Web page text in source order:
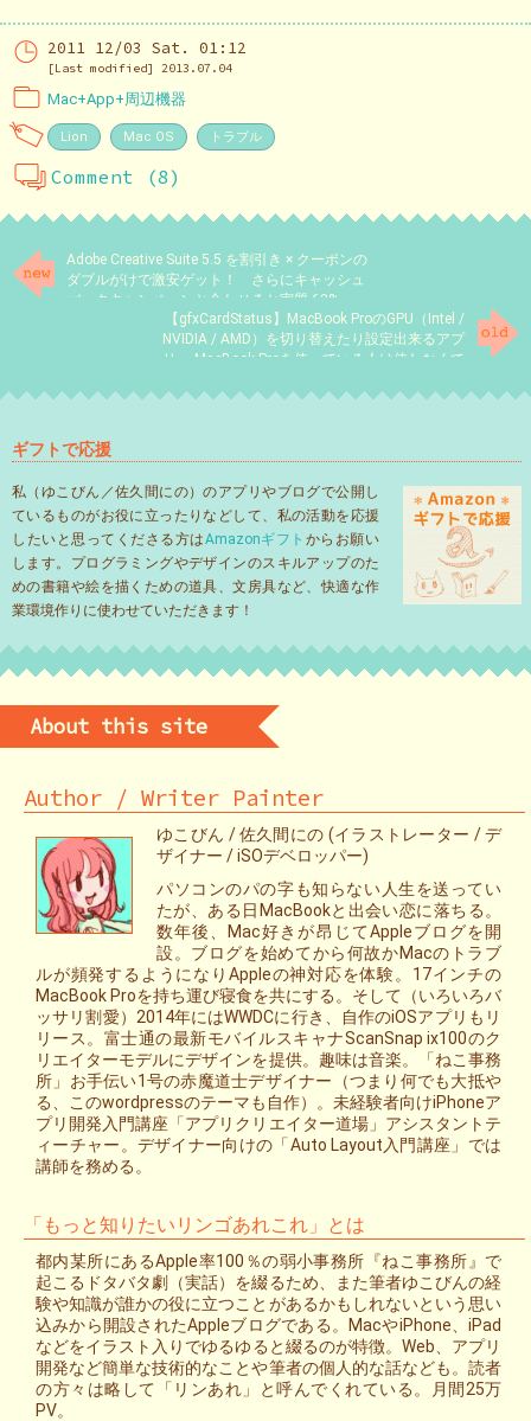
2011 12/03 Sat. 01:12
[Last modified] 2013.07.04
Mac+App+周辺機器
Lion Mac OS トラブル
Comment (8)
Adobe Creative Suite 5.5 を割引き × クーポンの
ダブルがけで激安ゲット！ さらにキャッシュ
バックキャンペーンと合わせると実質 63%
【gfxCardStatus】MacBook ProのGPU（Intel /
NVIDIA / AMD）を切り替えたり設定出来るアプ
リ ～MacBook Proを使っている人は使わなくて
ギフトで応援
私（ゆこびん／佐久間にの）のアプリやブログで公開し
ているものがお役に立ったりなどして、私の活動を応援
したいと思ってくださる方はAmazonギフト からお願い
します。プログラミングやデザインのスキルアップのた
めの書籍や絵を描くための道具、文房具など、快適な作
業環境作りに使わせていただきます！
About this site
Author / Writer Painter
ゆこびん / 佐久間にの (イラストレーター / デ
ザイナー / iSOデベロッパー)
パソコンのパの字も知らない人生を送ってい
たが、ある日MacBookと出会い恋に落ちる。
数年後、Mac好きが昂じてAppleブログを開
設。ブログを始めてから何故かMacのトラブ
ルが頻発するようになりAppleの神対応を体験。17インチの
MacBook Proを持ち運び寝食を共にする。そして（いろいろバ
ッサリ割愛）2014年にはWWDCに行き、自作のiOSアプリもリ
リース。富士通の最新モバイルスキャナScanSnap ix100のク
リエイターモデルにデザインを提供。趣味は音楽。「ねこ事務
所」お手伝い1号の赤魔道士デザイナー（つまり何でも大抵や
る、このwordpressのテーマも自作）。未経験者向けiPhoneア
プリ開発入門講座「アプリクリエイター道場」アシスタントテ
ィーチャー。デザイナー向けの「Auto Layout入門講座」では
講師を務める。
「もっと知りたいリンゴあれこれ」とは
都内某所にあるApple率100％の弱小事務所『ねこ事務所』で
起こるドタバタ劇（実話）を綴るため、また筆者ゆこびんの経
験や知識が誰かの役に立つことがあるかもしれないという思い
込みから開設されたAppleブログである。MacやiPhone、iPad
などをイラスト入りでゆるゆると綴るのが特徴。Web、アプリ
開発など簡単な技術的なことや筆者の個人的な話なども。読者
の方々は略して「リンあれ」と呼んでくれている。月間25万
PV。